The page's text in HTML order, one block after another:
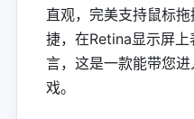
直观，完美支持鼠标
捷，在Retina显示屏
言，这是一款能带您
戏。